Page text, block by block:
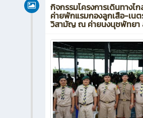
กิจกรรมโครงการเดินทางไ
ค่ายพักแรมกองลูกเสือ-เนต
วิสามัญ ณ ค่ายนงนุชพัทยา